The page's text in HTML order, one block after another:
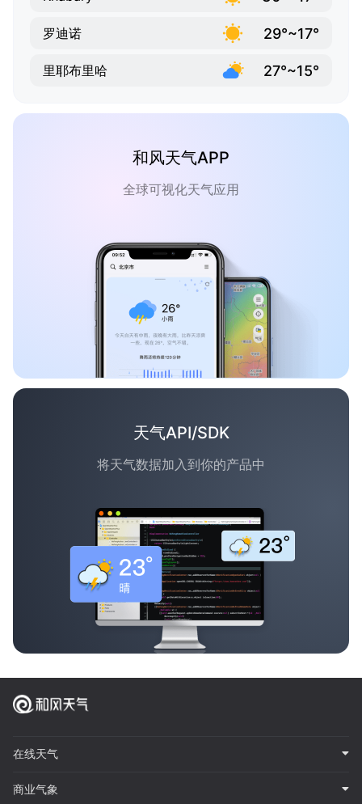
罗迪诺 29°~17°
里耶布里哈 27°~15°
和风天气APP
全球可视化天气应用
天气API/SDK
将天气数据加入到你的产品中
在线天气
商业气象